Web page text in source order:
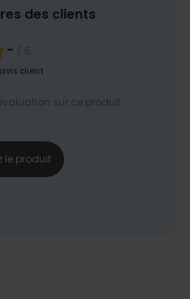
des clients
- / 5
client
sur ce produit
le produit